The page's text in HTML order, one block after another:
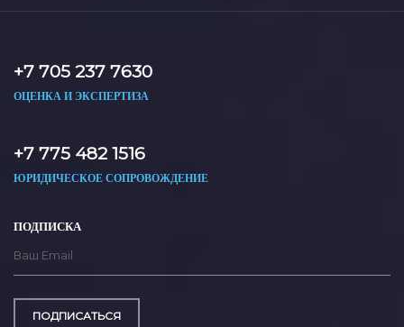
+7 705 237 7630
ОЦЕНКА И ЭКСПЕРТИЗА
+7 775 482 1516
ЮРИДИЧЕСКОЕ СОПРОВОЖДЕНИЕ
ПОДПИСКА
ПОДПИСАТЬСЯ